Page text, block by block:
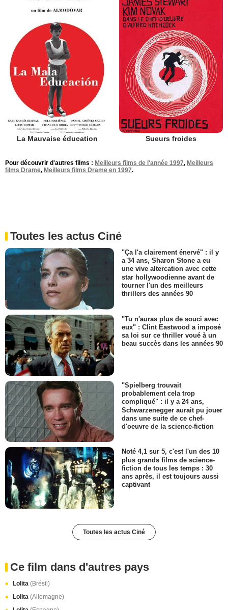
La Mauvaise éducation Sueurs froides
Pour découvrir d'autres films : Meilleurs films de l'année 1997, Meilleurs
films Drame, Meilleurs films Drame en 1997.
Toutes les actus Ciné
"Ça l'a clairement énervé" : il y
a 34 ans, Sharon Stone a eu
une vive altercation avec cette
star hollywoodienne avant de
tourner l'un des meilleurs
thrillers des années 90
"Tu n'auras plus de souci avec
eux" : Clint Eastwood a imposé
sa loi sur ce thriller voué à un
beau succès dans les années 90
"Spielberg trouvait
probablement cela trop
compliqué" : il y a 24 ans,
Schwarzenegger aurait pu jouer
dans une suite de ce chef-
d'oeuvre de la science-fiction
Noté 4,1 sur 5, c'est l'un des 10
plus grands films de science-
fiction de tous les temps : 30
ans après, il est toujours aussi
captivant
Toutes les actus Ciné
Ce film dans d'autres pays
Lolita (Brésil)
Lolita (Allemagne)